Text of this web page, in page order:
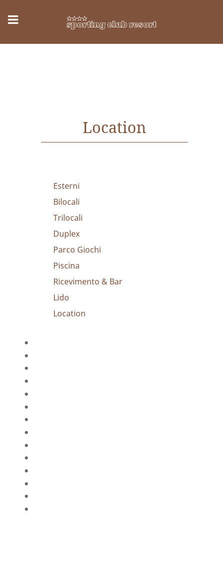
Location
Esterni
Bilocali
Trilocali
Duplex
Parco Giochi
Piscina
Ricevimento & Bar
Lido
Location